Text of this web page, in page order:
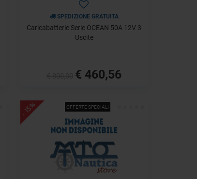
SPEDIZIONE GRATUITA
Caricabatterie Serie OCEAN 50A 12V 3
Uscite
€ 460,56
OFFERTE SPECIALI
- 15%